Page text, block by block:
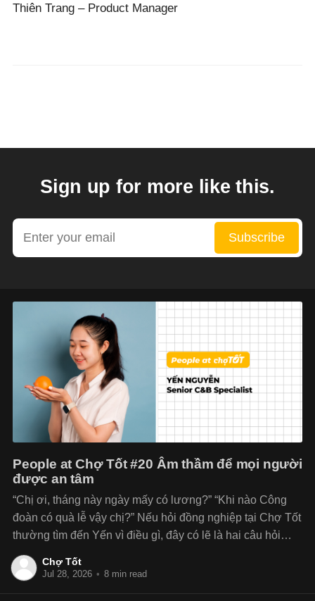
Thiên Trang – Product Manager
Sign up for more like this.
Enter your email Subscribe
People at Chợ Tốt #20 Âm thầm để mọi người
được an tâm
“Chị ơi, tháng này ngày mấy có lương?” “Khi nào Công
đoàn có quà lễ vậy chị?” Nếu hỏi đồng nghiệp tại Chợ Tốt
thường tìm đến Yến vì điều gì, đây có lẽ là hai câu hỏi
quen thuộc nhất. Với vai trò Senior C&B Specialist và
Chợ Tốt
Jul 28, 2026 • 8 min read